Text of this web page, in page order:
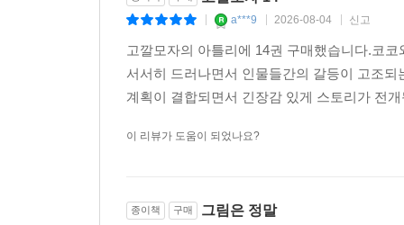
종이책 구매 고깔모자 14
| a***9 | 2026-08-04 | 신고
고깔모자의 아틀리에 14권 구매했습니다.코
서서히 드러나면서 인물들간의 갈등이 고조